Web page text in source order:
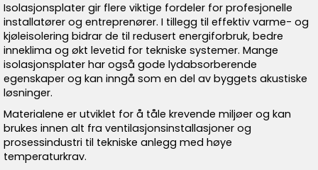
Isolasjonsplater gir flere viktige fordeler for profesjonelle
installatører og entreprenører. I tillegg til effektiv varme- og
kjøleisolering bidrar de til redusert energiforbruk, bedre
inneklima og økt levetid for tekniske systemer. Mange
isolasjonsplater har også gode lydabsorberende
egenskaper og kan inngå som en del av byggets akustiske
løsninger.
Materialene er utviklet for å tåle krevende miljøer og kan
brukes innen alt fra ventilasjonsinstallasjoner og
prosessindustri til tekniske anlegg med høye
temperaturkrav.